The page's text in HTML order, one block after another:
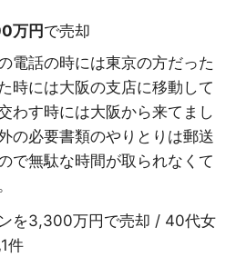
万円 で売却
電話の時には東京の方だった
時には大阪の支店に移動して
わす時には大阪から来てまし
の必要書類のやりとりは郵送
で無駄な時間が取られなくて
を3,300万円で売却 / 40代女
件